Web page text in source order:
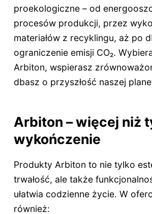
proekologiczne – od
procesów produkcji, przez
materiałów z recyklingu, aż po
ograniczenie emisji CO₂.
Arbiton, wspierasz
dbasz o przyszłość naszej
Arbiton – więcej niż
wykończenie
Produkty Arbiton to nie tylko
trwałość, ale także
ułatwia codzienne życie. W
również: